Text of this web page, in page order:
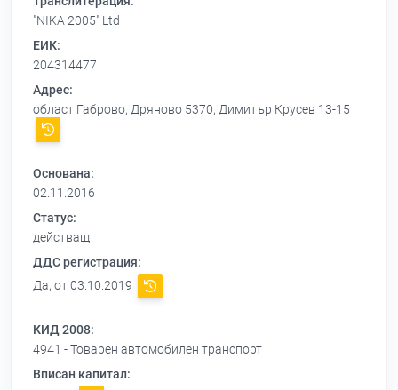
"NIKA 2005" Ltd
ЕИК:
204314477
Адрес:
област Габрово, Дряново 5370, Димитър Крусев 13-15
Основана:
02.11.2016
Статус:
действащ
ДДС регистрация:
Да, от 03.10.2019
КИД 2008:
4941 - Товарен автомобилен транспорт
Вписан капитал: